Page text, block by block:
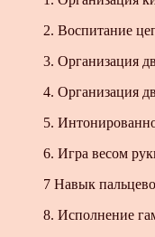
2. Воспитание
3. Организация
4. Организация
5.
6. Игра весом
7 Навык
8. Исполнение